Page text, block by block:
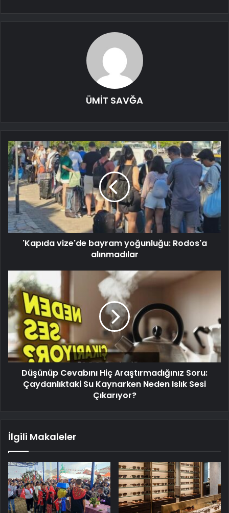
ÜMİT SAVĞA
'Kapıda vize'de bayram yoğunluğu: Rodos'a
alınmadılar
Düşünüp Cevabını Hiç Araştırmadığınız Soru:
Çaydanlıktaki Su Kaynarken Neden Islık Sesi
Çıkarıyor?
İlgili Makaleler